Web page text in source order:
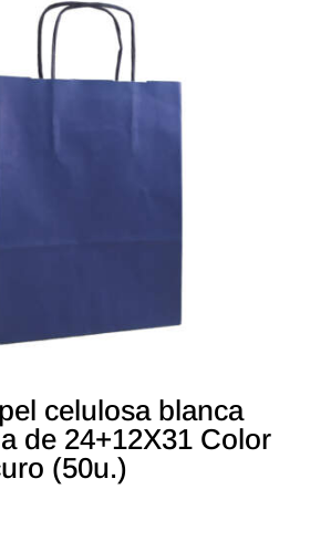
celulosa blanca
de 24+12X31 Color
(50u.)